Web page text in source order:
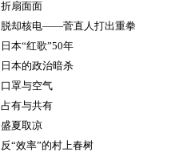
折扇面面
脱却核电——菅直人打出重拳
日本“红歌”50年
日本的政治暗杀
口罩与空气
占有与共有
盛夏取凉
反“效率”的村上春树